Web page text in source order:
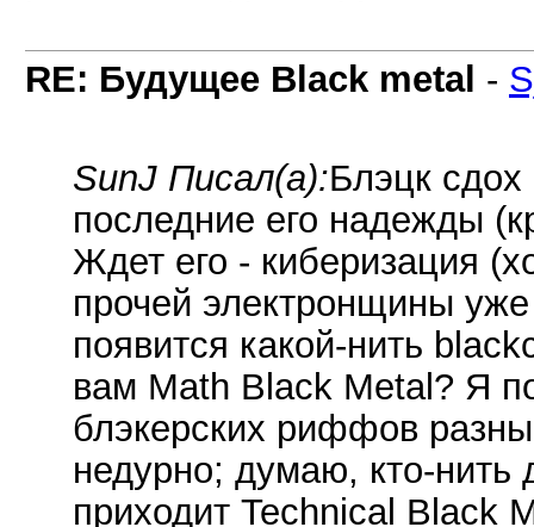
RE: Будущее Black metal -
SunJ Писал(а):Блэцк сдох
последние его надежды
Ждет его - киберизация
прочей электронщины
появится какой-нить
вам Math Black Metal? Я
блэкерских риффов
недурно; думаю, кто-нить
приходит Technical Black